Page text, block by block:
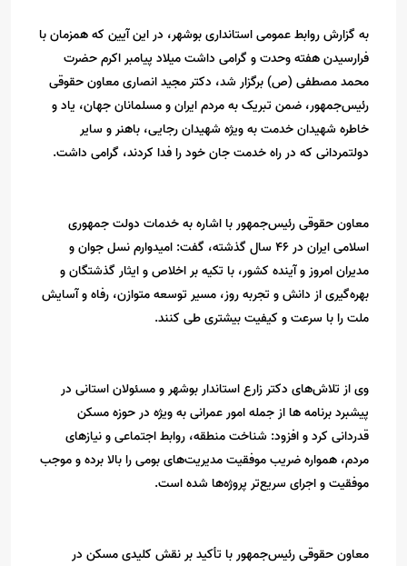
به گزارش روابط عمومی استانداری بوشهر، در این آیین که همزمان با
فرارسیدن هفته وحدت و گرامی داشت میلاد پیامبر اکرم حضرت
محمد مصطفی (ص) برگزار شد، دکتر مجید انصاری معاون حقوقی
رئیس‌جمهور، ضمن تبریک به مردم ایران و مسلمانان جهان، یاد و
خاطره شهیدان خدمت به ویژه شهیدان رجایی، باهنر و سایر
دولتمردانی که در راه خدمت جان خود را فدا کردند، گرامی داشت.
معاون حقوقی رئیس‌جمهور با اشاره به خدمات دولت جمهوری
اسلامی ایران در ۴۶ سال گذشته، گفت: امیدوارم نسل جوان و
مدیران امروز و آینده کشور، با تکیه بر اخلاص و ایثار گذشتگان و
بهره‌گیری از دانش و تجربه روز، مسیر توسعه متوازن، رفاه و آسایش
ملت را با سرعت و کیفیت بیشتری طی کنند.
وی از تلاش‌های دکتر زارع استاندار بوشهر و مسئولان استانی در
پیشبرد برنامه ها از جمله امور عمرانی به ویژه در حوزه مسکن
قدردانی کرد و افزود: شناخت منطقه، روابط اجتماعی و نیازهای
مردم، همواره ضریب موفقیت مدیریت‌های بومی را بالا برده و موجب
موفقیت و اجرای سریع‌تر پروژه‌ها شده است.
معاون حقوقی رئیس‌جمهور با تأکید بر نقش کلیدی مسکن در